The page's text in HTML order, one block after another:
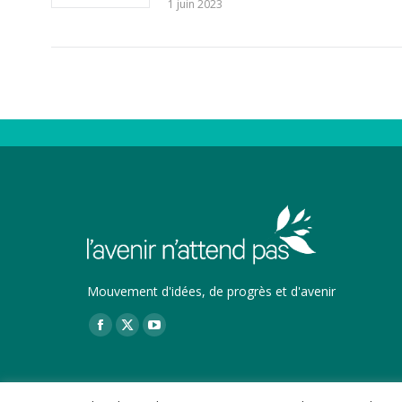
1 juin 2023
Mouvement d'idées, de progrès et d'avenir
Trouvez nous sur :
Facebook
opens
X
opens
YouTube
opens